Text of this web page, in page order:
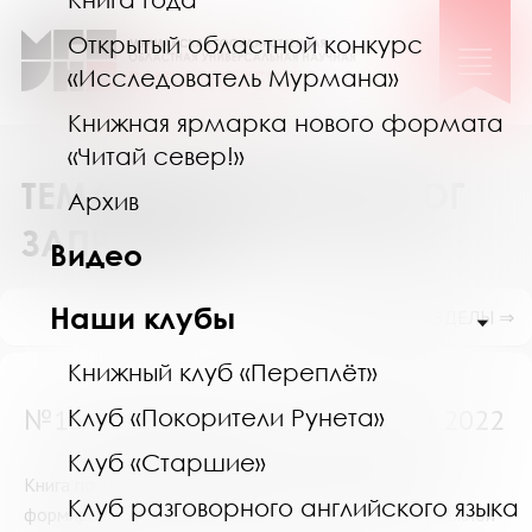
Открытый областной конкурс
«Исследователь Мурмана»
Книжная ярмарка нового формата
«Читай север!»
Архив
Видео
Наши клубы
Книжный клуб «Переплёт»
Клуб «Покорители Рунета»
Клуб «Старшие»
Клуб разговорного английского языка
ТЕМАТИЧЕСКИЙ КАТАЛОГ
ЗАПРОСОВ
№13403 (Мурманск) от 30 марта 2022
Книга по теме " Традиции питания и принципы их
формирования, на примере некоторых стран Зарубежной
ПОКАЗАТЬ ПОДРАЗДЕЛЫ ⇒